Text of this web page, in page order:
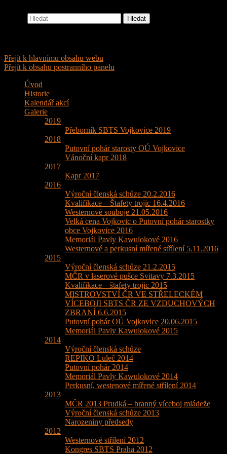
sbts-vojkovice
Střelecký klub SBTS Vojkovice
Přejít k hlavnímu obsahu webu
Přejít k obsahu postranního panelu
Úvod
Historie
Kalendář akcí
Galerie
2019
Přeborník SBTS Vojkovice 2019
2018
Putovní pohár starosty OÚ Vojkovice
Vánoční kapr 2018
2017
Kapr 2017
2016
Výroční členská schůze 20.2.2016
Kvalifikace – Štafety trojic 16.4.2016
Westernové souboje 21.05.2016
Velká cena Vojkovic o Putovní pohár starostky
obce Vojkovice 2016
Memoriál Pavly Kawulokové 2016
Westernové a perkusní mířené střílení 5.11.2016
2015
Výroční členská schůze 21.2.2015
MČR v laserové pušce Svitavy 7.3.2015
Kvalifikace – štafety trojic 2015
MISTROVSTVÍ ČR VE STŘELECKÉM
VÍCEBOJI SBTS ČR ZE VZDUCHOVÝCH
ZBRANÍ 6.6.2015
Putovní pohár OÚ Vojkovice 20.06.2015
Memoriál Pavly Kawulokové 2015
2014
Výroční členská schůze
REPIKO Luleč 2014
Putovní pohár 2014
Memoriál Pavly Kawulokové 2014
Perkusní, westenové mířené střílení 2014
2013
MČR 2013 Prudká – branný víceboj mládeže
Výroční členská schůze 2013
Narozeniny předsedy
2012
Westernové střílení 2012
Kongres SBTS Praha 2012